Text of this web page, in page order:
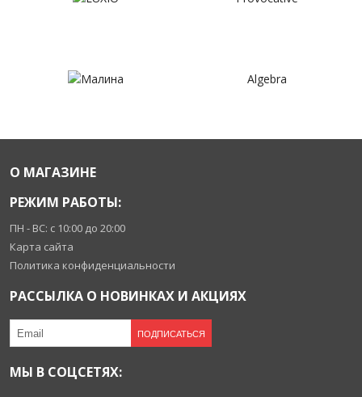
Algebra
О МАГАЗИНЕ
РЕЖИМ РАБОТЫ:
ПН - ВС: с 10:00 до 20:00
Карта сайта
Политика конфиденциальности
РАССЫЛКА О НОВИНКАХ И АКЦИЯХ
ПОДПИСАТЬСЯ
МЫ В СОЦСЕТЯХ: